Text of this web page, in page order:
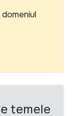
temele